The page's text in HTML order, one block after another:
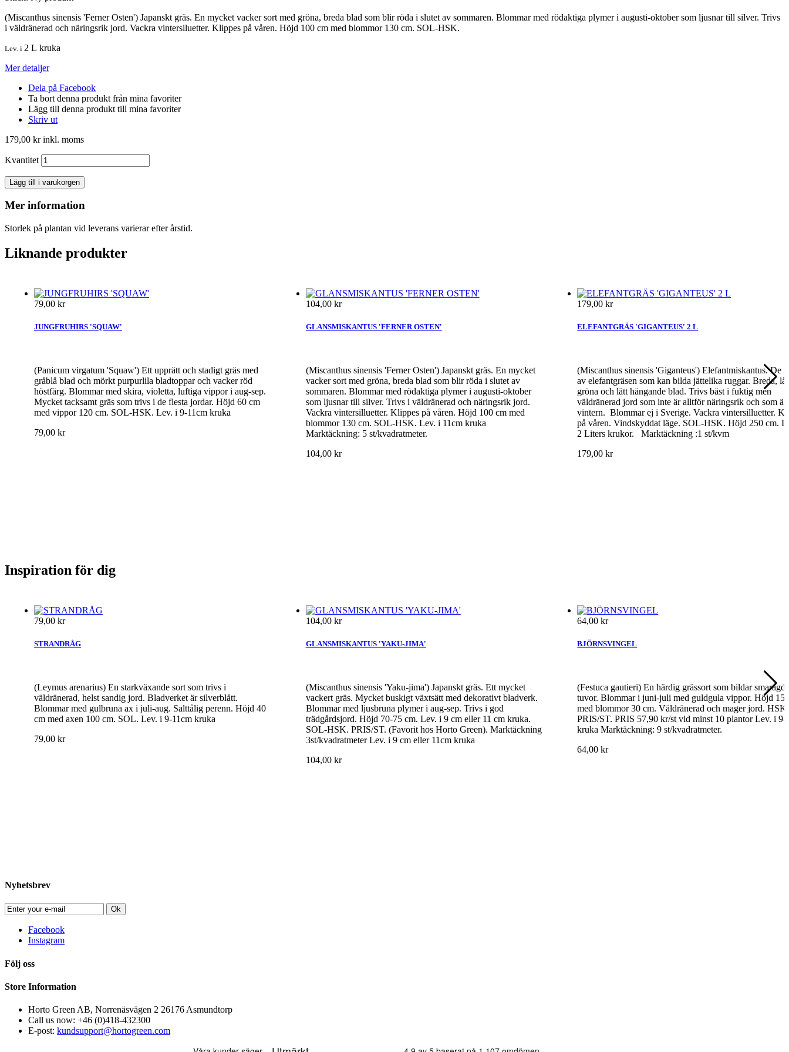
(Miscanthus sinensis 'Ferner Osten') Japanskt gräs. En mycket vacker sort med gröna, breda blad som blir röda i slutet av sommaren. Blommar med rödaktiga plymer i augusti-oktober som ljusnar till silver. Trivs
i väldränerad och näringsrik jord. Vackra vintersiluetter. Klippes på våren. Höjd 100 cm med blommor 130 cm. SOL-HSK.
Lev. i 2 L kruka
Mer detaljer
Dela på Facebook
Ta bort denna produkt från mina favoriter
Lägg till denna produkt till mina favoriter
Skriv ut
179,00 krinkl. moms
Kvantitet
Lägg till i varukorgen
Mer information
Storlek på plantan vid leverans varierar efter årstid.
Liknande produkter
79,00 kr
JUNGFRUHIRS 'SQUAW'
(Panicum virgatum 'Squaw') Ett upprätt och stadigt gräs med
gråblå blad och mörkt purpurlila bladtoppar och vacker röd
höstfärg. Blommar med skira, violetta, luftiga vippor i aug-sep.
Mycket tacksamt gräs som trivs i de flesta jordar. Höjd 60 cm
med vippor 120 cm. SOL-HSK. Lev. i 9-11cm kruka
79,00 kr
104,00 kr
GLANSMISKANTUS 'FERNER OSTEN'
(Miscanthus sinensis 'Ferner Osten') Japanskt gräs. En mycket
vacker sort med gröna, breda blad som blir röda i slutet av
sommaren. Blommar med rödaktiga plymer i augusti-oktober
som ljusnar till silver. Trivs i väldränerad och näringsrik jord.
Vackra vintersilluetter. Klippes på våren. Höjd 100 cm med
blommor 130 cm. SOL-HSK. Lev. i 11cm kruka
Marktäckning: 5 st/kvadratmeter.
104,00 kr
179,00 kr
ELEFANTGRÄS 'GIGANTEUS' 2 L
(Miscanthus sinensis 'Giganteus') Elefantmiskantus. De
av elefantgräsen som kan bilda jättelika ruggar. Breda,
gröna och lätt hängande blad. Trivs bäst i fuktig men
väldränerad jord som inte är alltför näringsrik och som är
vintern. Blommar ej i Sverige. Vackra vintersilluetter.
på våren. Vindskyddat läge. SOL-HSK. Höjd 250 cm.
2 Liters krukor. Marktäckning :1 st/kvm
179,00 kr
Inspiration för dig
79,00 kr
STRANDRÅG
(Leymus arenarius) En starkväxande sort som trivs i
väldränerad, helst sandig jord. Bladverket är silverblått.
Blommar med gulbruna ax i juli-aug. Salttålig perenn. Höjd 40
cm med axen 100 cm. SOL. Lev. i 9-11cm kruka
79,00 kr
104,00 kr
GLANSMISKANTUS 'YAKU-JIMA'
(Miscanthus sinensis 'Yaku-jima') Japanskt gräs. Ett mycket
vackert gräs. Mycket buskigt växtsätt med dekorativt bladverk.
Blommar med ljusbruna plymer i aug-sep. Trivs i god
trädgårdsjord. Höjd 70-75 cm. Lev. i 9 cm eller 11 cm kruka.
SOL-HSK. PRIS/ST. (Favorit hos Horto Green). Marktäckning
3st/kvadratmeter Lev. i 9 cm eller 11cm kruka
104,00 kr
64,00 kr
BJÖRNSVINGEL
(Festuca gautieri) En härdig grässort som bildar
tuvor. Blommar i juni-juli med guldgula vippor. Höjd 15
med blommor 30 cm. Väldränerad och mager jord. HSK.
PRIS/ST. PRIS 57,90 kr/st vid minst 10 plantor Lev. i 9-
kruka Marktäckning: 9 st/kvadratmeter.
64,00 kr
Nyhetsbrev
Ok
Facebook
Instagram
Följ oss
Store Information
Horto Green AB, Norrenäsvägen 2 26176 Asmundtorp
Call us now: +46 (0)418-432300
E-post: kundsupport@hortogreen.com